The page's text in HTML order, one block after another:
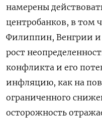
намерены
центробанков, в том
Филиппин, Венгрии и
рост
конфликта и его
инфляцию, как на
ограниченного
осторожность